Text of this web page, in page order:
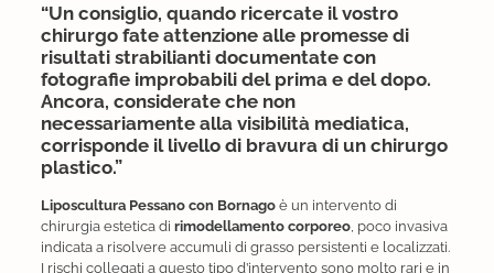
“Un consiglio, quando ricercate il vostro
chirurgo fate attenzione alle promesse di
risultati strabilianti documentate con
fotografie improbabili del prima e del dopo.
Ancora, considerate che non
necessariamente alla visibilità mediatica,
corrisponde il livello di bravura di un chirurgo
plastico.”
Liposcultura Pessano con Bornago è un intervento di
chirurgia estetica di rimodellamento corporeo, poco invasiva
indicata a risolvere accumuli di grasso persistenti e localizzati.
I rischi collegati a questo tipo d’intervento sono molto rari e in